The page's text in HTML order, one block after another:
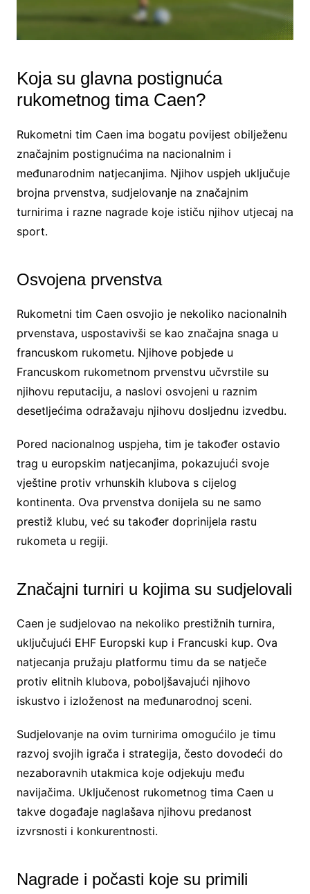
Koja su glavna postignuća
rukometnog tima Caen?
Rukometni tim Caen ima bogatu povijest obilježenu
značajnim postignućima na nacionalnim i
međunarodnim natjecanjima. Njihov uspjeh uključuje
brojna prvenstva, sudjelovanje na značajnim
turnirima i razne nagrade koje ističu njihov utjecaj na
sport.
Osvojena prvenstva
Rukometni tim Caen osvojio je nekoliko nacionalnih
prvenstava, uspostavivši se kao značajna snaga u
francuskom rukometu. Njihove pobjede u
Francuskom rukometnom prvenstvu učvrstile su
njihovu reputaciju, a naslovi osvojeni u raznim
desetljećima odražavaju njihovu dosljednu izvedbu.
Pored nacionalnog uspjeha, tim je također ostavio
trag u europskim natjecanjima, pokazujući svoje
vještine protiv vrhunskih klubova s cijelog
kontinenta. Ova prvenstva donijela su ne samo
prestiž klubu, već su također doprinijela rastu
rukometa u regiji.
Značajni turniri u kojima su sudjelovali
Caen je sudjelovao na nekoliko prestižnih turnira,
uključujući EHF Europski kup i Francuski kup. Ova
natjecanja pružaju platformu timu da se natječe
protiv elitnih klubova, poboljšavajući njihovo
iskustvo i izloženost na međunarodnoj sceni.
Sudjelovanje na ovim turnirima omogućilo je timu
razvoj svojih igrača i strategija, često dovodeći do
nezaboravnih utakmica koje odjekuju među
navijačima. Uključenost rukometnog tima Caen u
takve događaje naglašava njihovu predanost
izvrsnosti i konkurentnosti.
Nagrade i počasti koje su primili